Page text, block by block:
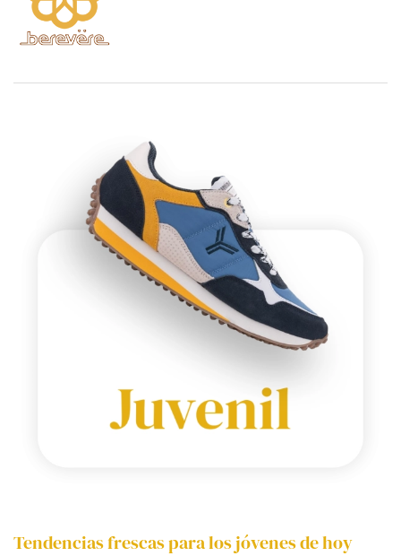
Tendencias frescas para los jóvenes de hoy